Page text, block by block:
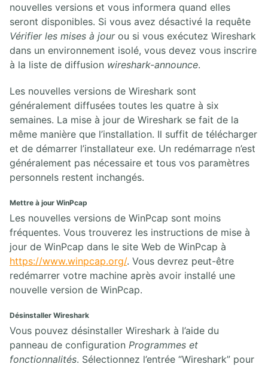
nouvelles versions et vous informera quand elles
seront disponibles. Si vous avez désactivé la requête
Vérifier les mises à jourou si vous exécutez Wireshark
dans un environnement isolé, vous devez vous inscrire
à la liste de diffusion wireshark-announce.
Les nouvelles versions de Wireshark sont
généralement diffusées toutes les quatre à six
semaines. La mise à jour de Wireshark se fait de la
même manière que l’installation. Il suffit de télécharger
et de démarrer l’installateur exe. Un redémarrage n’est
généralement pas nécessaire et tous vos paramètres
personnels restent inchangés.
Mettre à jour WinPcap
Les nouvelles versions de WinPcap sont moins
fréquentes. Vous trouverez les instructions de mise à
jour de WinPcap dans le site Web de WinPcap à
https://www.winpcap.org/. Vous devrez peut-être
redémarrer votre machine après avoir installé une
nouvelle version de WinPcap.
Désinstaller Wireshark
Vous pouvez désinstaller Wireshark à l’aide du
panneau de configuration Programmes et
fonctionnalités. Sélectionnez l’entrée “Wireshark” pour